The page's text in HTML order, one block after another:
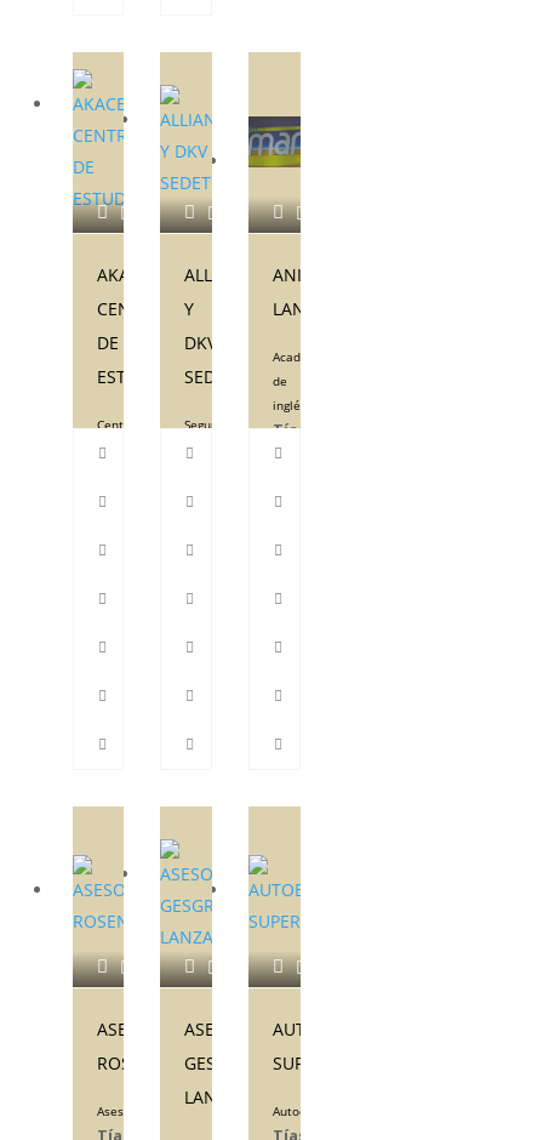
AKACENTER
CENTRO
DE
ESTUDIOS
Centro
de
Tías
928524613
ALLIANZ
Y
DKV
SEDETOC
Seguros
Tías
928944994-
ANIMARTE
LANZAROTE
Academia
de
inglés
Tías
ASESORAMIENTO
ROSENOV&QUINTERO
Asesoría
Tías
ASESORES
GESGROUP
LANZAROTE
AUTOESCUELA
SUPERMARIO
Autoescuela
Tías